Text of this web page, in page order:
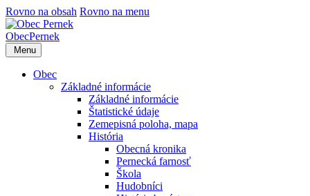
Rovno na obsah Rovno na menu
ObecPernek
Menu
Obec
Základné informácie
Základné informácie
Štatistické údaje
Zemepisná poloha, mapa
História
Obecná kronika
Pernecká farnosť
Škola
Hudobníci